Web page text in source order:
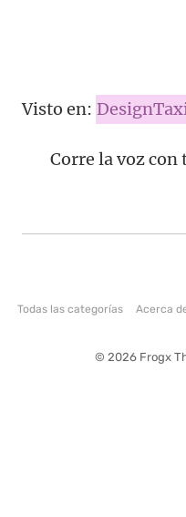
Visto en:
Corre la voz
Todas las categorías Acerca
© 2026 Frogx